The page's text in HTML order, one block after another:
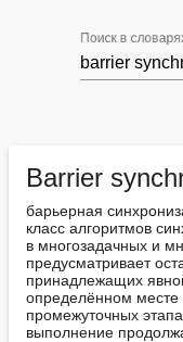
Поиск в
Barrier
барьерная
класс алгоритмов
в многозадачных и
предусматривает
принадлежащих
определённом
промежуточных
выполнение